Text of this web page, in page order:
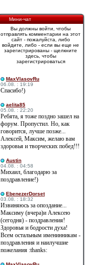
Мини-чат
Вы должны войти, чтобы
отправлять комментарии на этот
сайт - пожалуйста, либо
войдите, либо - если вы еще не
зарегистрированы - щелкните
здесь, чтобы
зарегистрироваться
MaxVlasovRu
06.08. : 19:19
Спасибо!)
aelita85
05.08. : 22:20
Ребята, я тоже поздно зашел на
форум. Пропустил. Но, как
говорится, лучше позже...
Алексей, Максим, желаю вам
здоровья и творческих побед!!!
Austin
04.08. : 04:58
Михаил, благодарю за
поздравление!)
EbenezerDorset
03.08. : 18:32
Извиняюсь за опоздание...
Максиму (вчера)и Алексею
(сегодня) - поздравления!
Здоровья и бодрости духа!
Всем остальным именинникам -
поздравления и наилучшие
пожелания :thanks: